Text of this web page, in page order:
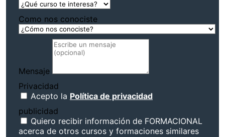
Como nos conociste
Mensaje
Privacidad
Acepto la Política de privacidad
publicidad
Quiero recibir información de FORMACIONAL
acerca de otros cursos y formaciones similares